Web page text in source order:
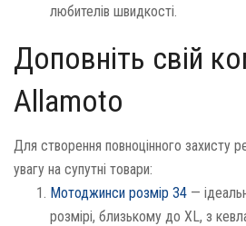
любителів швидкості.
Доповніть свій
Allamoto
Для створення повноцінного захисту
увагу на супутні товари:
Мотоджинси розмір 34 —
розмірі, близькому до XL, з